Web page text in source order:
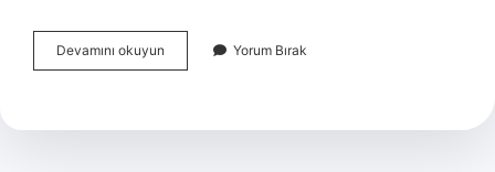
Devamını okuyun Cerebrum
Kaç
Yorum Bırak